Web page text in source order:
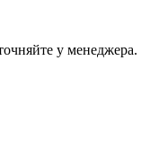
у менеджера.